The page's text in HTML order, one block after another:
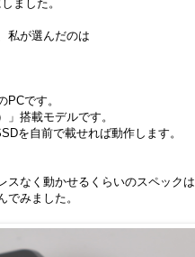
ました。
私が選んだのは
です。
搭載モデルです。
を自前で載せれば動作します。
スなく動かせるくらいのスペックは
みました。